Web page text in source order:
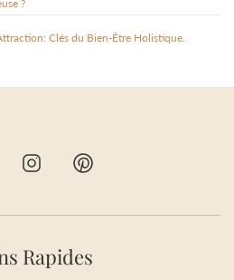
?
Clés du Bien-Être Holistique.
Rapides